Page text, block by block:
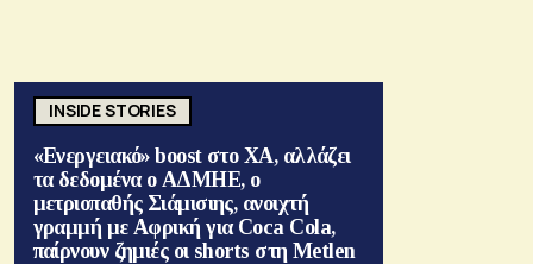
INSIDE STORIES
«Ενεργειακό» boost στο ΧΑ, αλλάζει
τα δεδομένα ο ΑΔΜΗΕ, ο
μετριοπαθής Σιάμισιης, ανοιχτή
γραμμή με Αφρική για Coca Cola,
παίρνουν ζημιές οι shorts στη Metlen